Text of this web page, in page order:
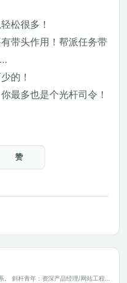
松很多！
带头作用！帮派任务带
的！
最多也是个光杆司令！
赞